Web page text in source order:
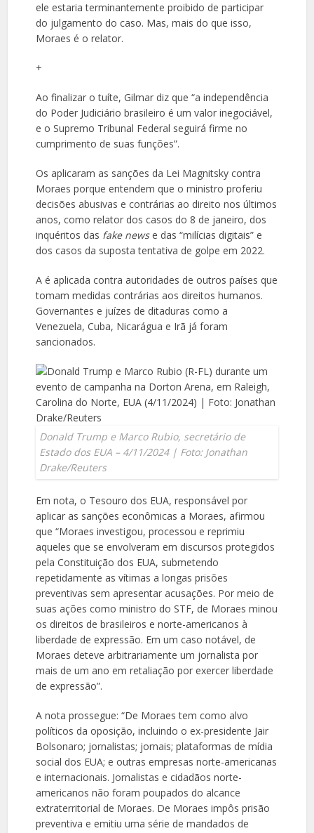
ele estaria terminantemente proibido de participar
do julgamento do caso. Mas, mais do que isso,
Moraes é o relator.
+
Ao finalizar o tuíte, Gilmar diz que “a independência
do Poder Judiciário brasileiro é um valor inegociável,
e o Supremo Tribunal Federal seguirá firme no
cumprimento de suas funções”.
Os aplicaram as sanções da Lei Magnitsky contra
Moraes porque entendem que o ministro proferiu
decisões abusivas e contrárias ao direito nos últimos
anos, como relator dos casos do 8 de janeiro, dos
inquéritos das fake newse das “milícias digitais” e
dos casos da suposta tentativa de golpe em 2022.
A é aplicada contra autoridades de outros países que
tomam medidas contrárias aos direitos humanos.
Governantes e juízes de ditaduras como a
Venezuela, Cuba, Nicarágua e Irã já foram
sancionados.
Donald Trump e Marco Rubio, secretário de
Estado dos EUA – 4/11/2024 | Foto: Jonathan
Drake/Reuters
Em nota, o Tesouro dos EUA, responsável por
aplicar as sanções econômicas a Moraes, afirmou
que “Moraes investigou, processou e reprimiu
aqueles que se envolveram em discursos protegidos
pela Constituição dos EUA, submetendo
repetidamente as vítimas a longas prisões
preventivas sem apresentar acusações. Por meio de
suas ações como ministro do STF, de Moraes minou
os direitos de brasileiros e norte-americanos à
liberdade de expressão. Em um caso notável, de
Moraes deteve arbitrariamente um jornalista por
mais de um ano em retaliação por exercer liberdade
de expressão”.
A nota prossegue: “De Moraes tem como alvo
políticos da oposição, incluindo o ex-presidente Jair
Bolsonaro; jornalistas; jornais; plataformas de mídia
social dos EUA; e outras empresas norte-americanas
e internacionais. Jornalistas e cidadãos norte-
americanos não foram poupados do alcance
extraterritorial de Moraes. De Moraes impôs prisão
preventiva e emitiu uma série de mandados de